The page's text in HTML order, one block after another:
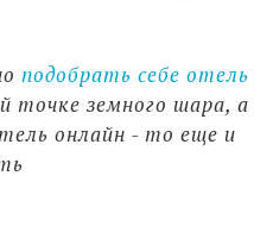
подобрать себе отель
точке земного шара, а
онлайн - то еще и